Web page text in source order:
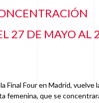
27 DE MAYO AL
Final Four en Madrid, vuelve
femenina, que se